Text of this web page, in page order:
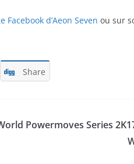
Facebook d’Aeon Seven ou sur
Share
Powermoves Series